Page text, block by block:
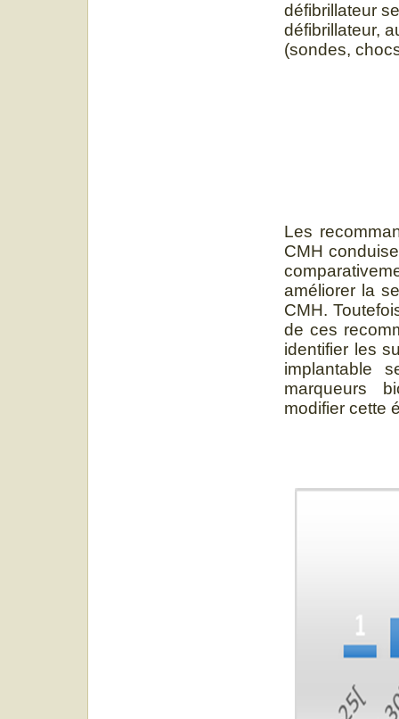
défibrillateur
défibrillateur,
(sondes,
Les
CMH
améliorer la
CMH.
de ces
identifier les
implantable
marqueurs
modifier cette